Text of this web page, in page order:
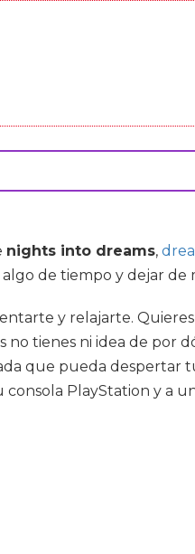
nights into dreams,
de tiempo y dejar de
y relajarte.
tienes ni idea de por
que pueda despertar
PlayStation y a